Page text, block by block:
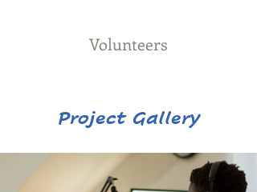
Volunteers
Project Gallery